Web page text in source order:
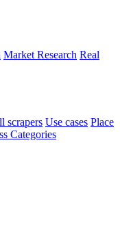
Market Research Real
scrapers Use cases Place
Categories